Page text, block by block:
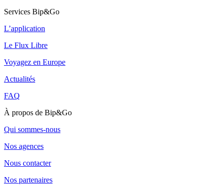
Services Bip&Go
L’application
Le Flux Libre
Voyagez en Europe
Actualités
FAQ
À propos de Bip&Go
Qui sommes-nous
Nos agences
Nous contacter
Nos partenaires